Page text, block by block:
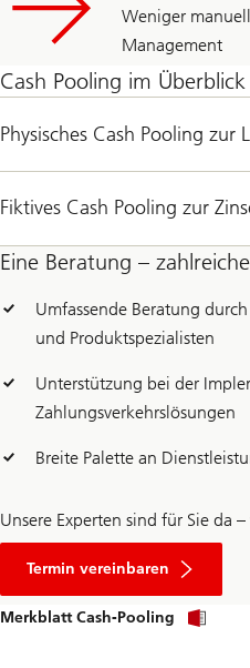
Weniger
Management
Cash Pooling im Überblick
Physisches Cash Pooling zur
Fiktives Cash Pooling zur
Eine Beratung –
Umfassende Beratung
und Produktspezialisten
Unterstützung bei der
Zahlungsverkehrslösungen
Breite Palette an
Unsere Experten sind für Sie da
Termin vereinbaren
Merkblatt Cash-Pooling